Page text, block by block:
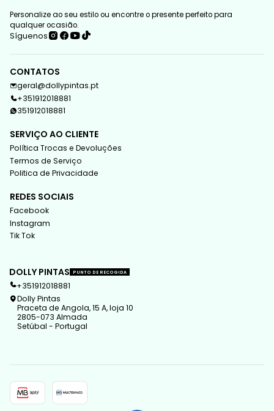
Personalize ao seu estilo ou encontre o presente perfeito para
qualquer ocasião.
Síguenos
CONTATOS
geral@dollypintas.pt
+351912018881
351912018881
SERVIÇO AO CLIENTE
Política Trocas e Devoluções
Termos de Serviço
Politica de Privacidade
REDES SOCIAIS
Facebook
Instagram
Tik Tok
DOLLY PINTAS PUNTO DE RECOGIDA
+351912018881
Dolly Pintas
Praceta de Angola, 15 A, loja 10
2805-073 Almada
Setúbal - Portugal